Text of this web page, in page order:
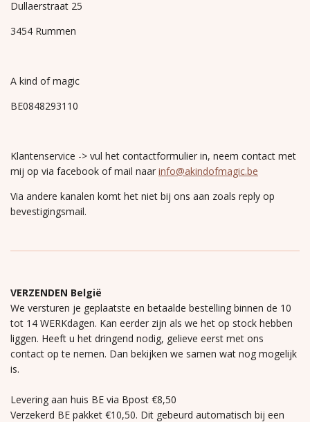
Dullaerstraat 25
3454 Rummen
A kind of magic
BE0848293110
Klantenservice -> vul het contactformulier in, neem contact met
mij op via facebook of mail naar info@akindofmagic.be
Via andere kanalen komt het niet bij ons aan zoals reply op
bevestigingsmail.
VERZENDEN België
We versturen je geplaatste en betaalde bestelling binnen de 10
tot 14 WERKdagen. Kan eerder zijn als we het op stock hebben
liggen. Heeft u het dringend nodig, gelieve eerst met ons
contact op te nemen. Dan bekijken we samen wat nog mogelijk
is.
Levering aan huis BE via Bpost €8,50
Verzekerd BE pakket €10,50. Dit gebeurd automatisch bij een